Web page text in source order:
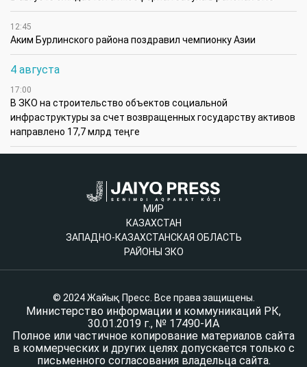
12:45
Аким Бурлинского района поздравил чемпионку Азии
4 августа
17:00
В ЗКО на строительство объектов социальной
инфраструктуры за счет возвращенных государству активов
направлено 17,7 млрд теңге
МИР
КАЗАХСТАН
ЗАПАДНО-КАЗАХСТАНСКАЯ ОБЛАСТЬ
РАЙОНЫ ЗКО
© 2024 Жайық Пресс. Все права защищены.
Министерство информации и коммуникаций РК,
30.01.2019 г., № 17490-ИА
Полное или частичное копирование материалов сайта
в коммерческих и других целях допускается только с
письменного согласования владельца сайта.